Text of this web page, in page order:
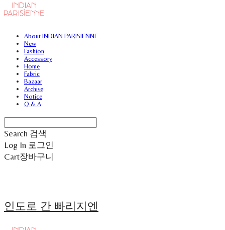
About INDIAN PARISIENNE
New
Fashion
Accessory
Home
Fabric
Bazaar
Archive
Notice
Q & A
Search 검색
Log In 로그인
Cart장바구니
인도로 간 빠리지엔